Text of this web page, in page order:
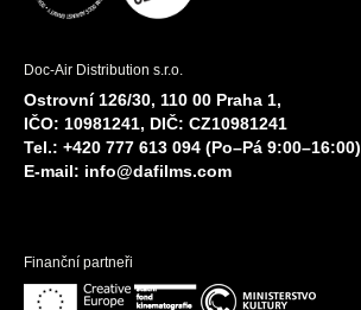
Doc-Air Distribution s.r.o.
Ostrovní 126/30, 110 00 Praha 1,
IČO: 10981241, DIČ: CZ10981241
Tel.: +420 777 613 094 (Po–Pá 9:00–16:00)
E-mail: info@dafilms.com
Finanční partneři